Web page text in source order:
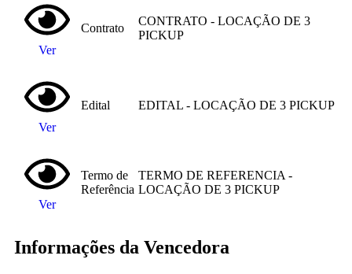
Ver
Contrato
CONTRATO - LOCAÇÃO DE 3
PICKUP
Ver
Edital EDITAL - LOCAÇÃO DE 3 PICKUP
Ver
Termo de
Referência
TERMO DE REFERENCIA -
LOCAÇÃO DE 3 PICKUP
Informações da Vencedora